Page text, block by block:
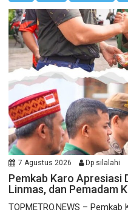
7 Agustus 2026 Dp silalahi
Pemkab Karo Apresiasi
Linmas, dan Pemadam
TOPMETRO.NEWS –